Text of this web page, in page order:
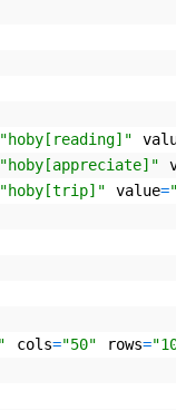
value=
cols="50" rows=